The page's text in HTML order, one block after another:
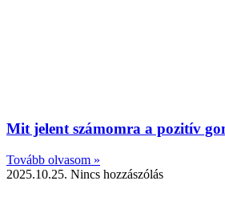
Mit jelent számomra a pozitív
Tovább olvasom »
2025.10.25. Nincs hozzászólás